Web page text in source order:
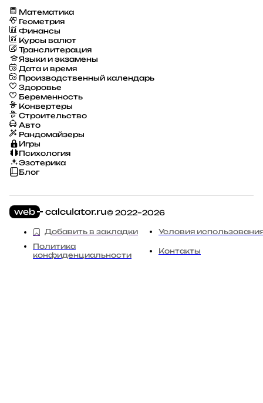
Математика
Геометрия
Финансы
Курсы валют
Транслитерация
Языки и экзамены
Дата и время
Производственный календарь
Здоровье
Беременность
Конвертеры
Строительство
Авто
Рандомайзеры
Игры
Психология
Эзотерика
Блог
© 2022–2026
Добавить в закладки
Условия
Политика
конфиденциальности
Контакты